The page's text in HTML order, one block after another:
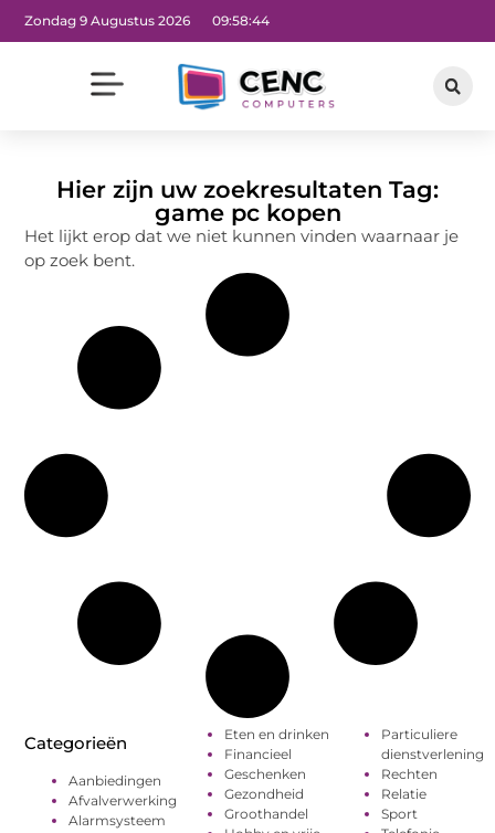
Zondag 9 Augustus 2026 09:58:44
Hier zijn uw zoekresultaten Tag:
game pc kopen
Het lijkt erop dat we niet kunnen vinden waarnaar je
op zoek bent.
Categorieën
Aanbiedingen
Afvalverwerking
Alarmsysteem
Eten en drinken
Financieel
Geschenken
Gezondheid
Groothandel
Particuliere
dienstverlening
Rechten
Relatie
Sport